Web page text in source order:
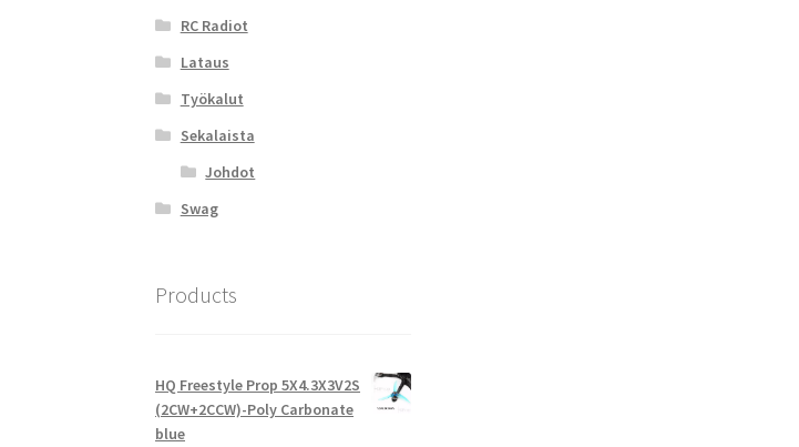
RC Radiot
Lataus
Työkalut
Sekalaista
Johdot
Swag
Products
HQ Freestyle Prop 5X4.3X3V2S
(2CW+2CCW)-Poly Carbonate
blue